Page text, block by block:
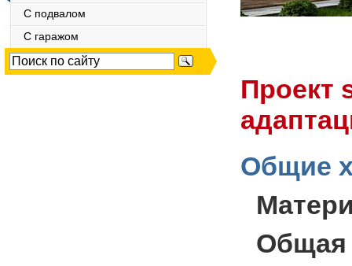
С подвалом
С гаражом
Проект
Общие
Общая